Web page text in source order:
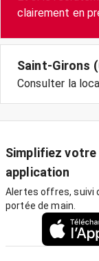
clairement en
Saint-Girons
Consulter la
Simplifiez
application
Alertes offres, suivi
portée de main.